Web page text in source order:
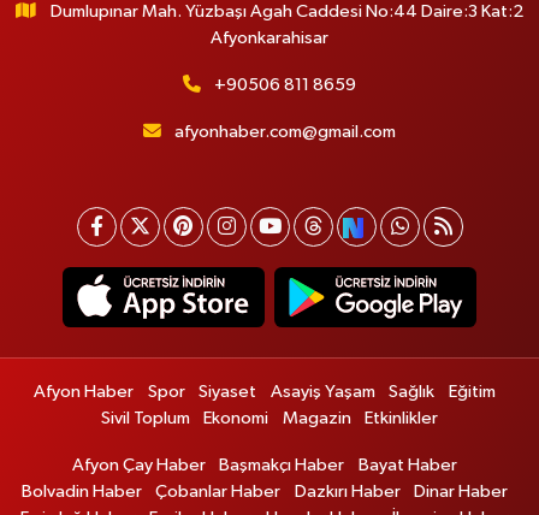
Dumlupınar Mah. Yüzbaşı Agah Caddesi No:44 Daire:3 Kat:2
Afyonkarahisar
+90506 811 8659
afyonhaber.com@gmail.com
Afyon Haber Spor Siyaset Asayiş Yaşam Sağlık
Eğitim
Sivil Toplum
Ekonomi Magazin Etkinlikler
Afyon Çay Haber Başmakçı Haber
Bayat Haber
Bolvadin Haber
Çobanlar Haber Dazkırı Haber
Dinar Haber